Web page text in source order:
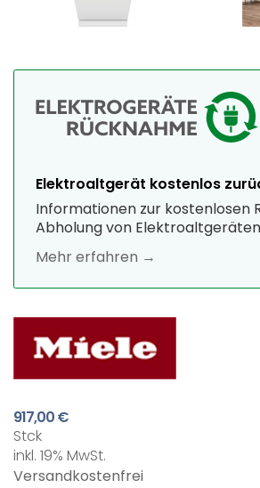
Elektroaltgerät kostenlos
Informationen zur kostenlosen
Abholung von
Mehr erfahren →
917,00 €
Stck
inkl. 19% MwSt.
Versandkostenfrei